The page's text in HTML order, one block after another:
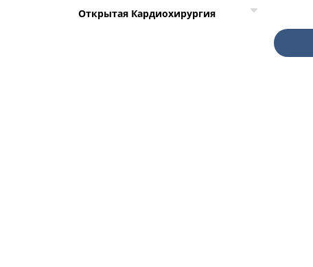
Открытая Кардиохирургия